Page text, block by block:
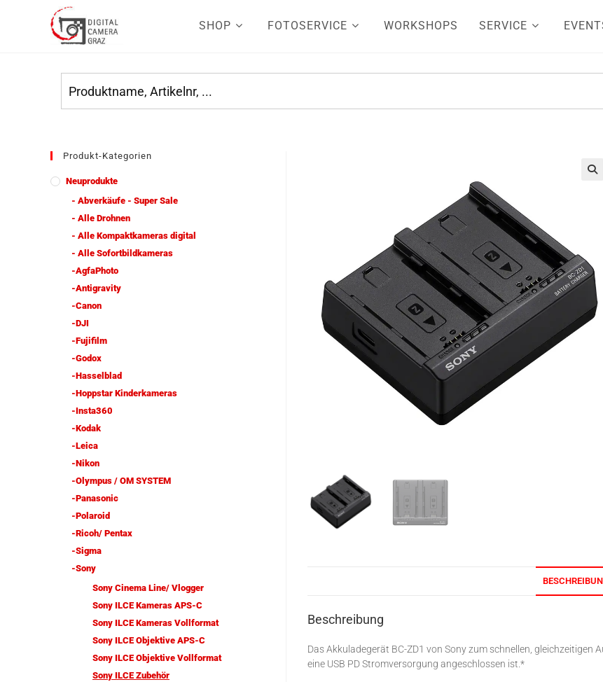
SHOP FOTOSERVICE WORKSHOPS SERVICE
Beschreibung
Das Akkuladegerät BC-ZD1 von Sony zum schnellen,
eine USB PD Stromversorgung angeschlossen ist.*
Produkt-Kategorien
Neuprodukte
- Abverkäufe - Super Sale
- Alle Drohnen
- Alle Kompaktkameras digital
- Alle Sofortbildkameras
-AgfaPhoto
-Antigravity
-Canon
-DJI
-Fujifilm
-Godox
-Hasselblad
-Hoppstar Kinderkameras
-Insta360
-Kodak
-Leica
-Nikon
-Olympus / OM SYSTEM
-Panasonic
-Polaroid
-Ricoh/ Pentax
-Sigma
-Sony
Sony Cinema Line/ Vlogger
Sony ILCE Kameras APS-C
Sony ILCE Kameras Vollformat
Sony ILCE Objektive APS-C
Sony ILCE Objektive Vollformat
Sony ILCE Zubehör